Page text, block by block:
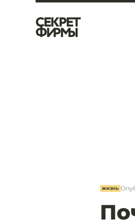
ЖИЗНЬ